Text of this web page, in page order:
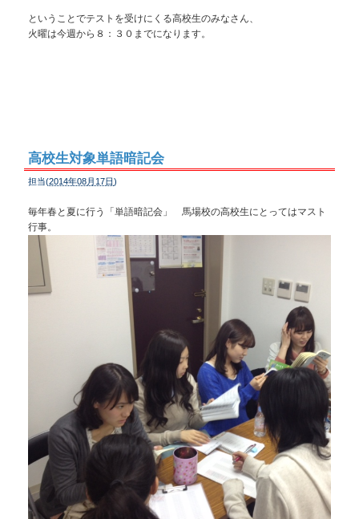
ということでテストを受けにくる高校生のみなさん、
火曜は今週から８：３０までになります。
高校生対象単語暗記会
担当(2014年08月17日)
毎年春と夏に行う「単語暗記会」 馬場校の高校生にとってはマスト
行事。